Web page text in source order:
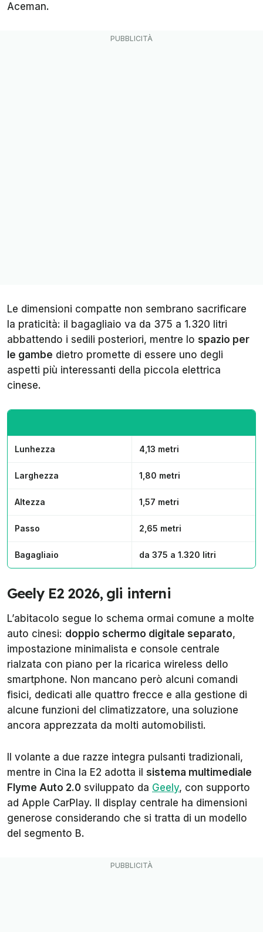
Aceman.
Le dimensioni compatte non sembrano sacrificare
la praticità: il bagagliaio va da 375 a 1.320 litri
abbattendo i sedili posteriori, mentre lo spazio per
le gambe dietro promette di essere uno degli
aspetti più interessanti della piccola elettrica
cinese.
Lunhezza 4,13 metri
Larghezza 1,80 metri
Altezza 1,57 metri
Passo 2,65 metri
Bagagliaio da 375 a 1.320 litri
Geely E2 2026, gli interni
L’abitacolo segue lo schema ormai comune a molte
auto cinesi: doppio schermo digitale separato,
impostazione minimalista e console centrale
rialzata con piano per la ricarica wireless dello
smartphone. Non mancano però alcuni comandi
fisici, dedicati alle quattro frecce e alla gestione di
alcune funzioni del climatizzatore, una soluzione
ancora apprezzata da molti automobilisti.
Il volante a due razze integra pulsanti tradizionali,
mentre in Cina la E2 adotta il sistema multimediale
Flyme Auto 2.0 sviluppato da Geely, con supporto
ad Apple CarPlay. Il display centrale ha dimensioni
generose considerando che si tratta di un modello
del segmento B.